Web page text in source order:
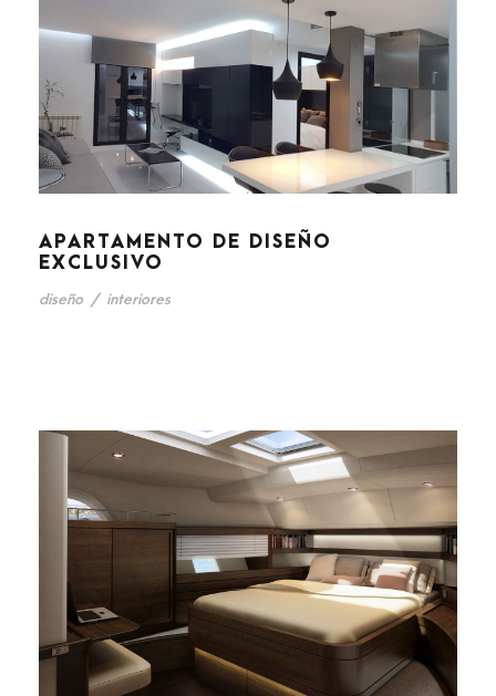
APARTAMENTO DE DISEÑO
EXCLUSIVO
diseño / interiores